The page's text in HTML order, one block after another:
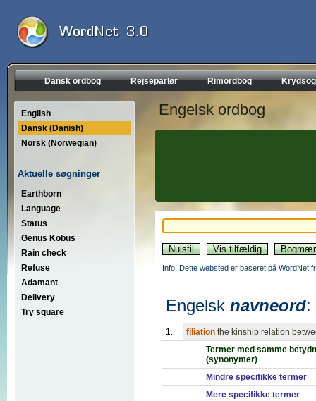
Dansk ordbog Rejseparlør Rimordbog
English
Dansk (Danish)
Norsk (Norwegian)
Aktuelle søgninger
Earthborn
Language
Status
Genus Kobus
Rain check
Refuse
Adamant
Delivery
Try square
Engelsk ordbog
Info: Dette websted er baseret på WordNet
Engelsk navneord:
1. filiation the kinship relation
Termer med samme
(synonymer)
Mindre specifikke termer
Mere specifikke termer